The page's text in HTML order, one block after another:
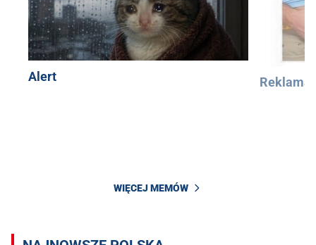
Alert Reklama
WIĘCEJ MEMÓW